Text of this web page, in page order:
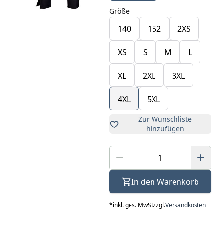
Größe
140 152 2XS
XS S M L
XL 2XL 3XL
4XL 5XL
Zur Wunschliste
hinzufügen
In den Warenkorb
*inkl. ges. MwStzzgl.Versandkosten